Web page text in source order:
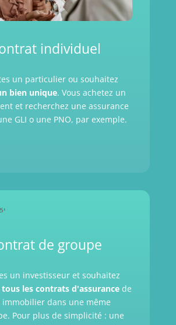
individuel
un particulier ou souhaitez
bien unique. Vous achetez un
et recherchez une assurance
GLI o une PNO, par exemple.
de groupe
un investisseur et souhaitez
les contrats d'assurancede
immobilier dans une même
Pour plus de simplicité : une